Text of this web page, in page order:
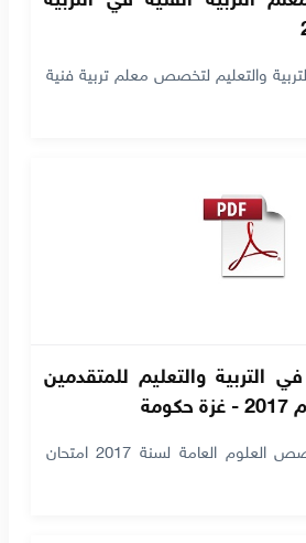
والتعليم لتخصص معلم تربية فنية
التربية والتعليم للمتقدمين
امتحان التوظيف لتخصص العلوم العامة لسنة 2017 امتحان